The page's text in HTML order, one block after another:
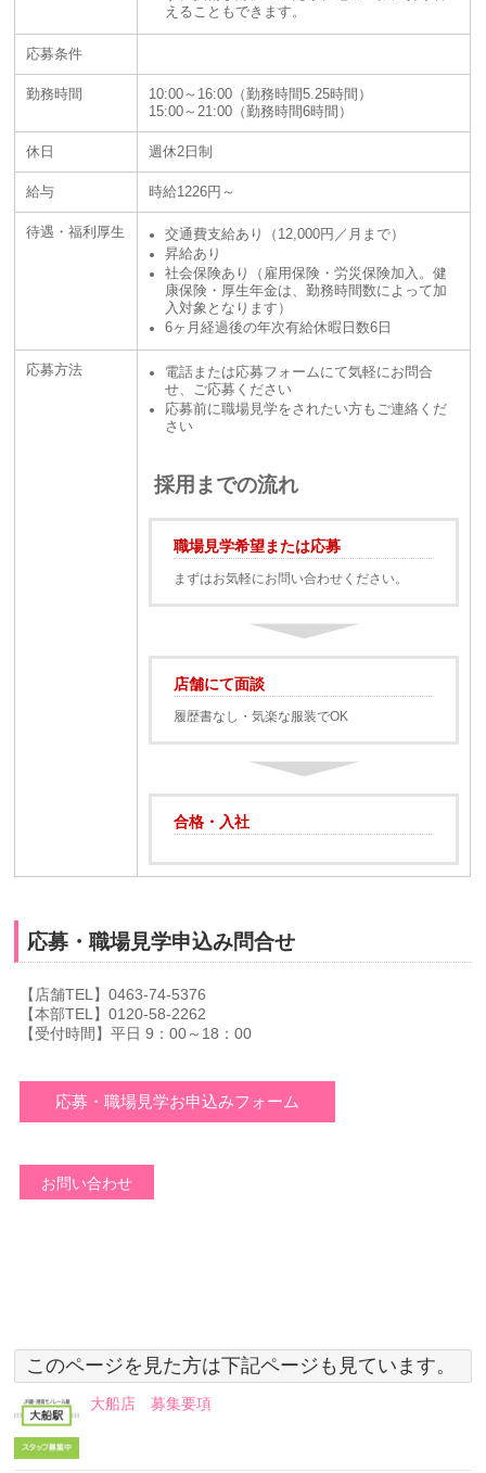
えることもできます。
応募条件
勤務時間
10:00～16:00（勤務時間5.25時間）
15:00～21:00（勤務時間6時間）
休日 週休2日制
給与 時給1226円～
待遇・福利厚生
交通費支給あり（12,000円／月まで）
昇給あり
社会保険あり（雇用保険・労災保険加入。健
康保険・厚生年金は、勤務時間数によって加
入対象となります）
6ヶ月経過後の年次有給休暇日数6日
応募方法
電話または応募フォームにて気軽にお問合
せ、ご応募ください
応募前に職場見学をされたい方もご連絡くだ
さい
採用までの流れ
職場見学希望または応募
まずはお気軽にお問い合わせください。
店舗にて面談
履歴書なし・気楽な服装でOK
合格・入社
応募・職場見学申込み問合せ
【店舗TEL】0463-74-5376
【本部TEL】0120-58-2262
【受付時間】平日 9：00～18：00
応募・職場見学お申込みフォーム
お問い合わせ
このページを見た方は下記ページも見ています。
大船店 募集要項